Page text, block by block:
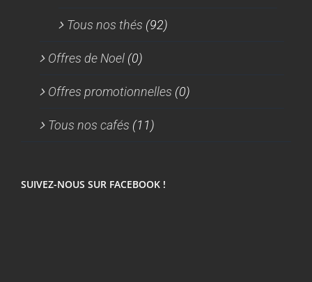
Tous nos thés (92)
Offres de Noel (0)
Offres promotionnelles (0)
Tous nos cafés (11)
SUIVEZ-NOUS SUR FACEBOOK !